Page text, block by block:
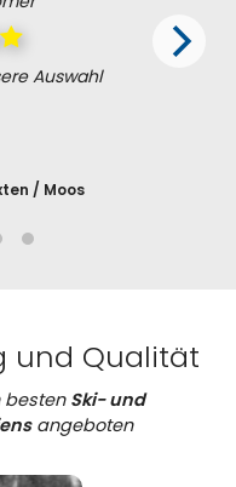
Auswahl
/ Moos
und Qualität
besten Ski- und
angeboten